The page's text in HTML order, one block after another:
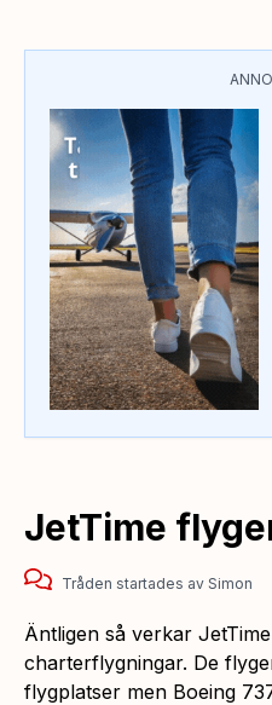
JetTime
Tråden startades av Simon
Äntligen så verkar
charterflygningar. De
flygplatser men Boeing